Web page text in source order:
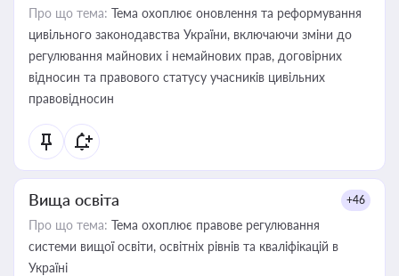
Про що тема: Тема охоплює оновлення та реформування
цивільного законодавства України, включаючи зміни до
регулювання майнових і немайнових прав, договірних
відносин та правового статусу учасників цивільних
правовідносин
Вища освіта +46
Про що тема: Тема охоплює правове регулювання
системи вищої освіти, освітніх рівнів та кваліфікацій в
Україні